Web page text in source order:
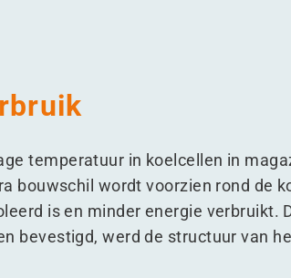
temperatuur in koelcellen in
bouwschil wordt voorzien rond de
is en minder energie verbruikt.
bevestigd, werd de structuur van